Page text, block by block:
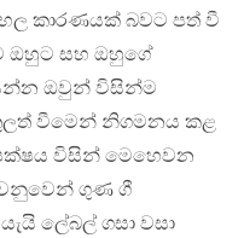
කාරණයක් බවට පත් වී
ඔහුට සහ ඔහුගේ
ඔවුන් විසින්ම
වීමෙන් නිගමනය කළ
විසින් මෙහෙවන
ගුණ ගී
ලේබල් ගසා වසා